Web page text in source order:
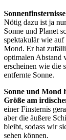
Nötig dazu ist ja
Sonne und Planet
spektakulär wie
Mond. Er hat
optimalen Abstand
erscheinen wie die
entfernte Sonne.
Sonne und Mond
Größe am
einer Finsternis
aber die äußere
bleibt, sodass wir
sehen können.